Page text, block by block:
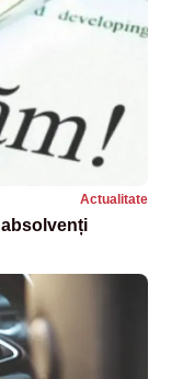
Actualitate